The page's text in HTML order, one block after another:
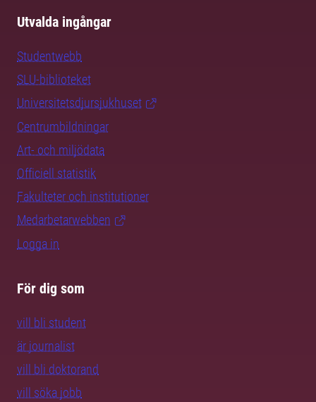
Utvalda ingångar
Studentwebb
SLU-biblioteket
Universitetsdjursjukhuset
Centrumbildningar
Art- och miljödata
Officiell statistik
Fakulteter och institutioner
Medarbetarwebben
Logga in
För dig som
vill bli student
är journalist
vill bli doktorand
vill söka jobb